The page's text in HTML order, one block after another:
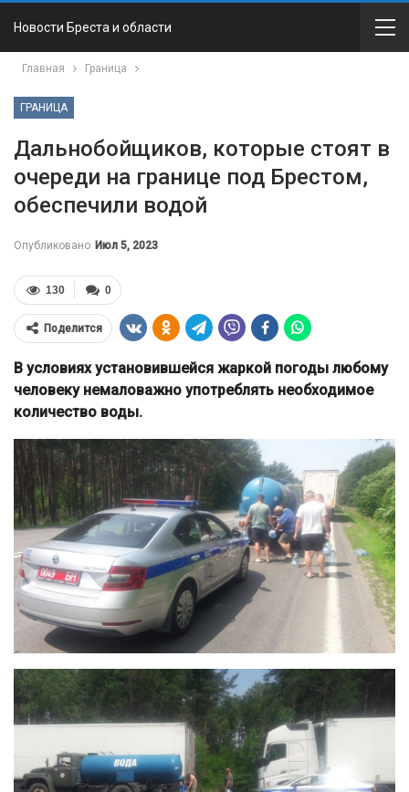
Новости Бреста и области
Главная Граница
ГРАНИЦА
Дальнобойщиков, которые стоят в
очереди на границе под Брестом,
обеспечили водой
Опубликовано Июл 5, 2023
0
130
Поделится
В условиях установившейся жаркой погоды любому
человеку немаловажно употреблять необходимое
количество воды.